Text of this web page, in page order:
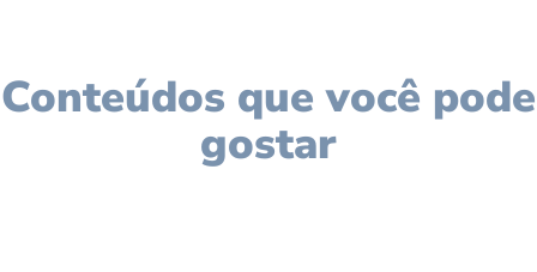
Conteúdos que você pode
gostar